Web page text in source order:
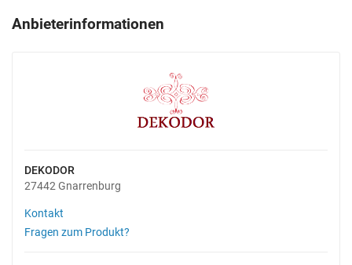
Anbieterinformationen
DEKODOR
27442 Gnarrenburg
Kontakt
Fragen zum Produkt?